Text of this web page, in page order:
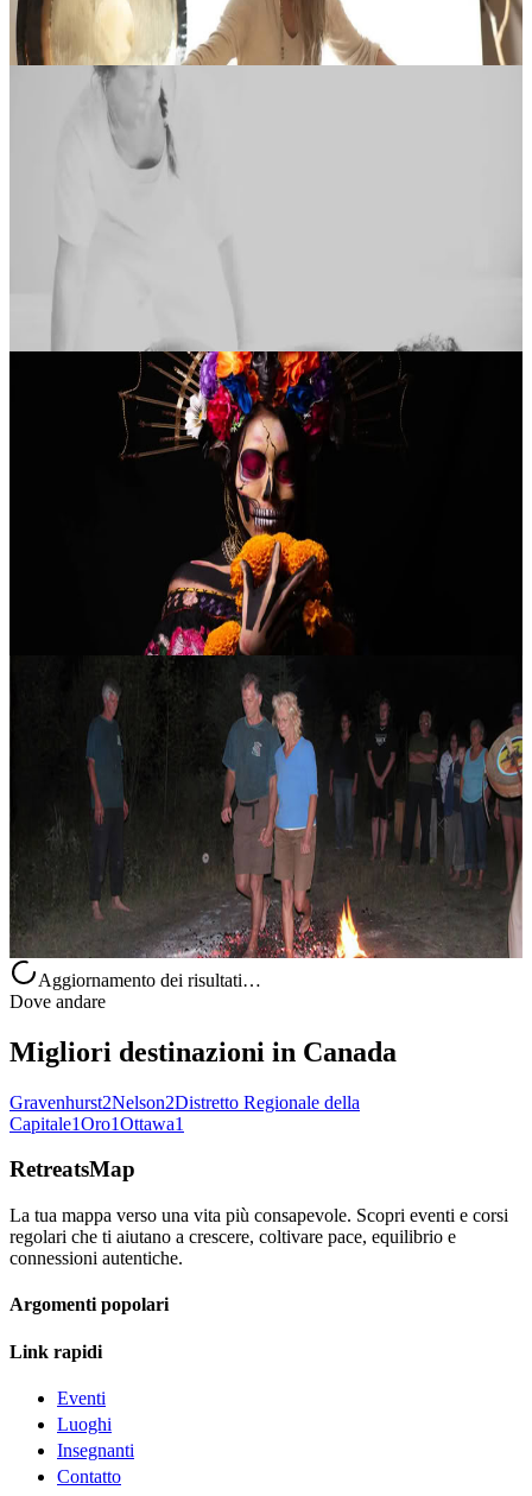
Contatta l'organizzatore per le date disponibili
Gravenhurst, Canada
The Restorative Cocoon: Una Cerimonia di
Chiusura delle Ossa
sostenuti e nutriti. L’esperienza si apre con un caldo pediluvio al...
Gravenhurst, Canada
Ritiro di guarigione ancestrale
~Per l’amore dei nostri antenati~ Weekend cerimoniale “All
Hallow’s Eve” di Heart Medicine per la guarigione ancestrale 1–3
novembre 2024 In molte culture e tradizioni, questo periodo
Nelson, Canada
Cerimonia del Cammino sul Fuoco
La Fire Walk Ceremony è un invito intenso e profondo a trasformare
la paura e le convinzioni limitanti, aprendo uno spazio di
consapevolezza e presenza autentica. Da migliaia di anni, in molte
80,00 USD
Oro, Canada
Aggiornamento dei risultati…
Dove andare
Migliori destinazioni in Canada
Gravenhurst2Nelson2Distretto Regionale della
Capitale1Oro1Ottawa1
RetreatsMap
La tua mappa verso una vita più consapevole. Scopri eventi e corsi
regolari che ti aiutano a crescere, coltivare pace, equilibrio e
connessioni autentiche.
Argomenti popolari
Link rapidi
Eventi
Luoghi
Insegnanti
Contatto